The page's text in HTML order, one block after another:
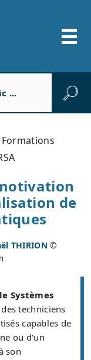
de
THIRION©
Systèmes
techniciens
capables de
ou d'un
son